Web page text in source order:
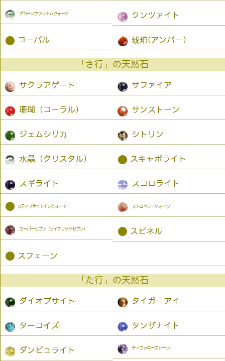
グリーンファントムクォーツ クンツァイト
● コーパル 琥珀(アンバー）
「さ行」の天然石
サクラアゲート サファイア
珊瑚（コーラル） サンストーン
ジェムシリカ シトリン
水晶（クリスタル） ● スキャポライト
スギライト スコロライト
● スティブナイトインクォーツ ストロベリークォーツ
スーパーセブン（セイクリッドセブン） ● スピネル
● スフェーン
「た行」の天然石
ダイオプサイト タイガーアイ
ターコイズ タンザナイト
ダンビュライト ティファニーストーン